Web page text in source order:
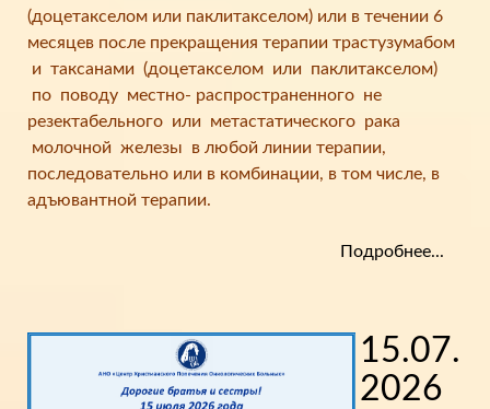
(доцетакселом или паклитакселом) или в течении 6
месяцев после прекращения терапии трастузумабом
и таксанами (доцетакселом или паклитакселом)
по поводу местно- распространенного не
резектабельного или метастатического рака
молочной железы в любой линии терапии,
последовательно или в комбинации, в том числе, в
адъювантной терапии.
Подробнее...
15.07.
2026